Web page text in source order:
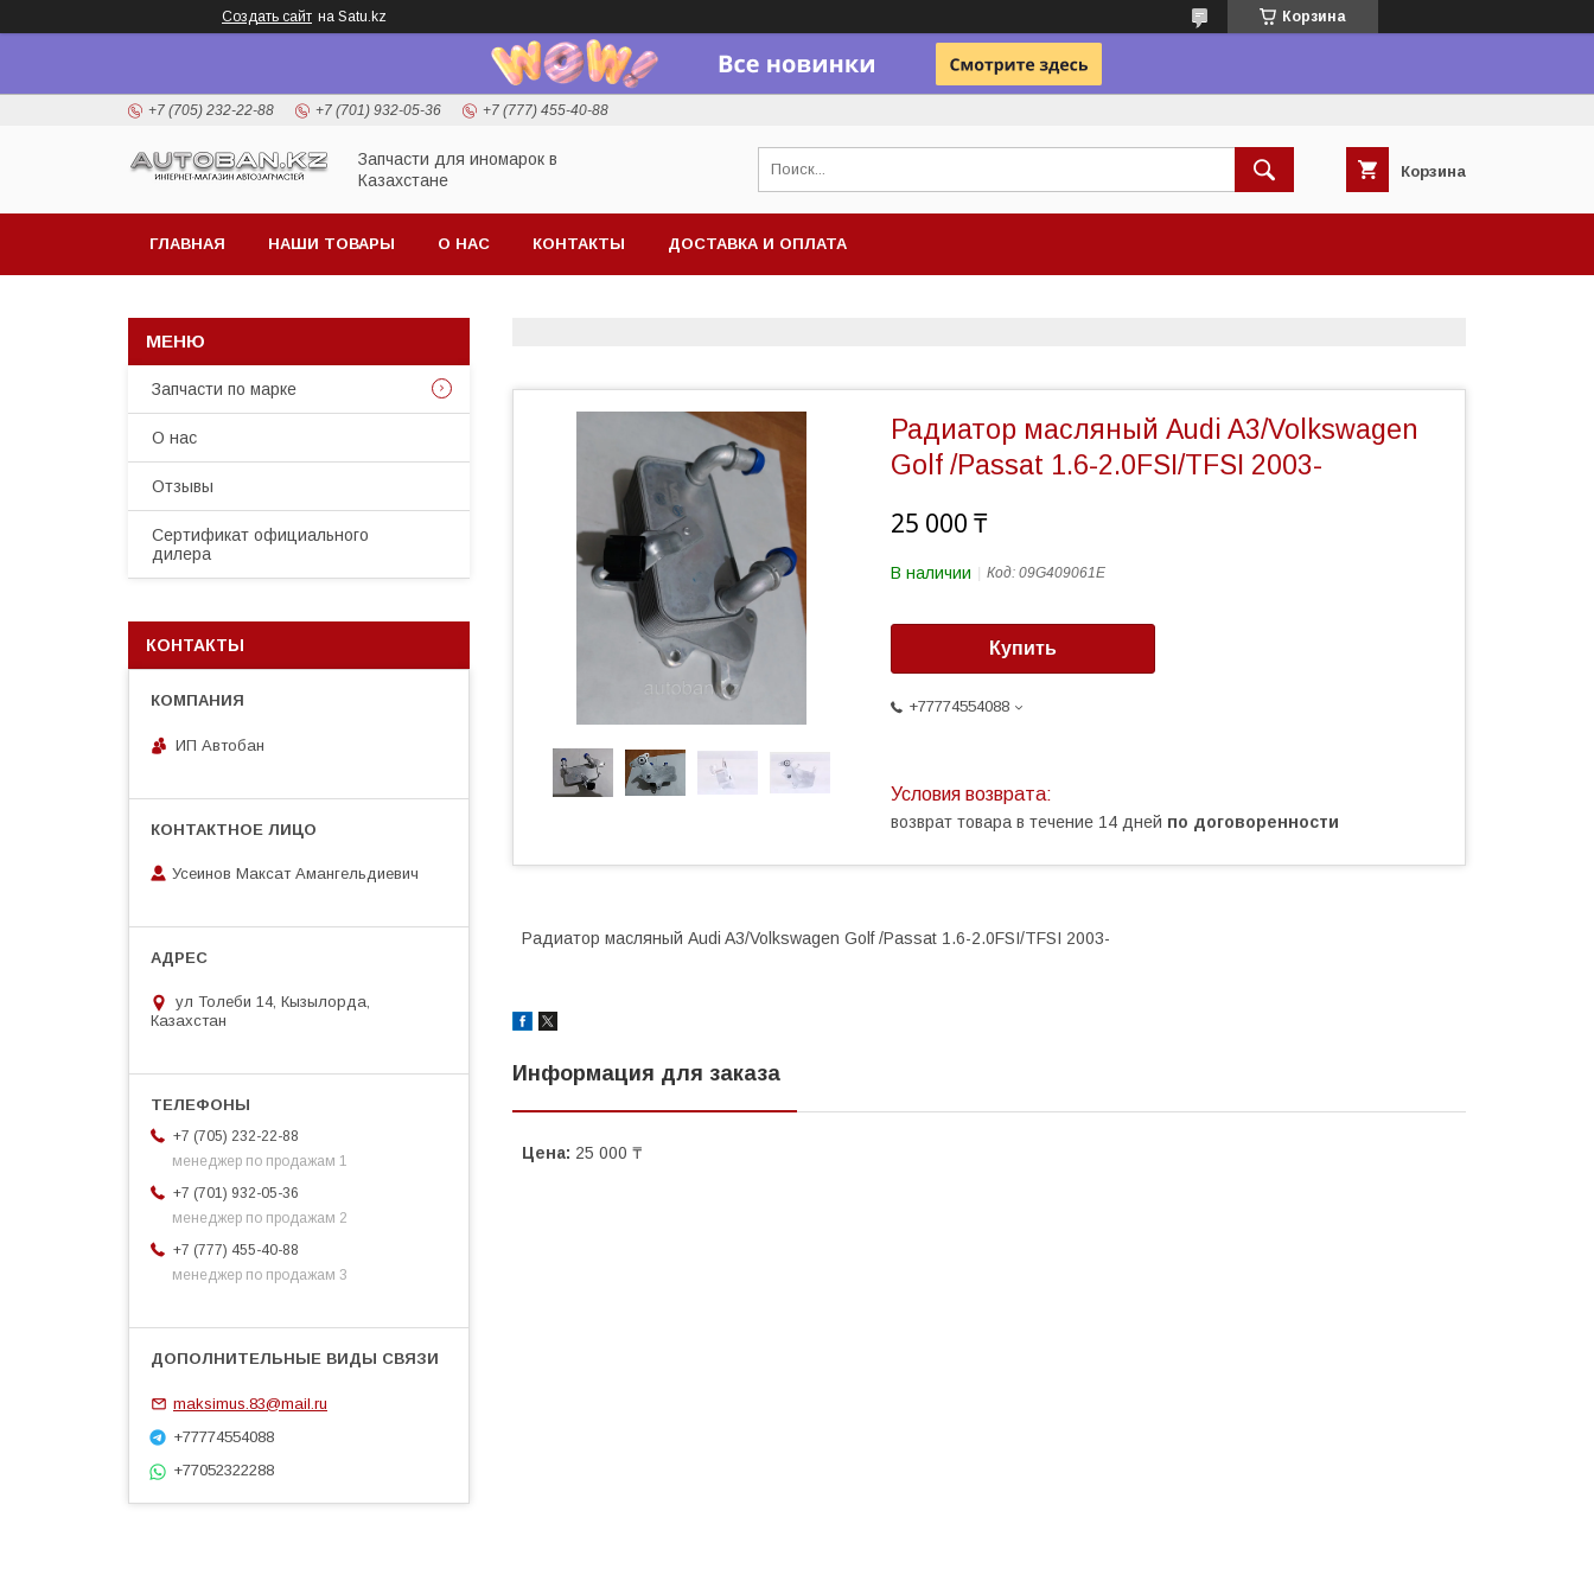
Создать сайт на Satu.kz Корзина
+7 (705) 232-22-88 +7 (701) 932-05-36 +7 (777) 455-40-88
Запчасти для иномарок в
Казахстане
Корзина
ГЛАВНАЯ НАШИ ТОВАРЫ О НАС КОНТАКТЫ ДОСТАВКА И ОПЛАТА
Радиатор масляный Audi A3/Volkswagen
Golf /Passat 1.6-2.0FSI/TFSI 2003-
25 000 ₸
В наличии Код: 09G409061E
Купить
+77774554088
возврат товара в течение 14 дней по договоренности
Радиатор масляный Audi A3/Volkswagen Golf /Passat 1.6-2.0FSI/TFSI 2003-
Информация для заказа
Цена: 25 000 ₸
Запчасти по марке
О нас
Отзывы
Сертификат официального
дилера
КОНТАКТЫ
ИП Автобан
Усеинов Максат Амангельдиевич
ул Толеби 14, Кызылорда,
Казахстан
+7 (705) 232-22-88
менеджер по продажам 1
+7 (701) 932-05-36
менеджер по продажам 2
+7 (777) 455-40-88
менеджер по продажам 3
maksimus.83@mail.ru
+77774554088
+77052322288